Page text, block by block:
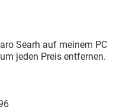
TIKTOK
INSTAGRAM
Searh auf meinem PC
jeden Preis entfernen.